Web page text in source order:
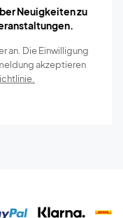
Neuigkeiten zu
an. Die Einwilligung
akzeptieren